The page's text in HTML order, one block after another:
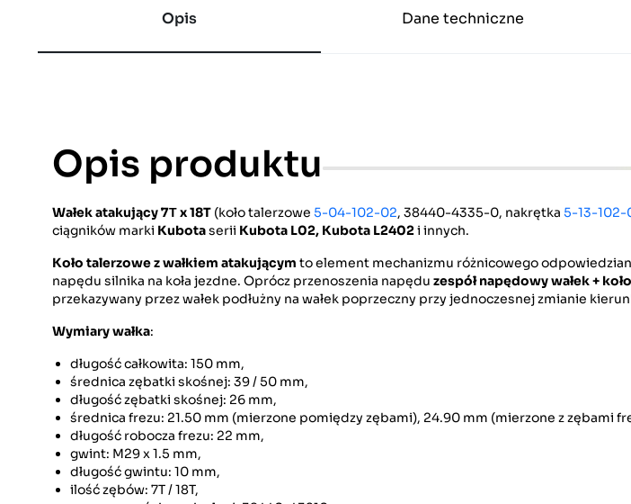
Opis Dane techniczne
Opis produktu
Wałek atakujący7Τ x 18T (koło talerzowe 5-04-102-02, 38440-4335-0, nakrętka 5-13-102-
ciągników marki Kubotaserii Kubota L02, Kubota L2402i innych.
Koło talerzowe z wałkiem atakującym to element mechanizmu różnicowego
napędu silnika na koła jezdne. Oprócz przenoszenia napędu zespół napędowywałek +
przekazywany przez wałek podłużny na wałek poprzeczny przy jednoczesnej zmianie
Wymiary wałka:
długość całkowita: 150 mm,
średnica zębatki skośnej: 39 / 50 mm,
długość zębatki skośnej: 26 mm,
średnica frezu: 21.50 mm (mierzone pomiędzy zębami), 24.90 mm (mierzone z zębami
długość robocza frezu: 22 mm,
gwint: M29 x 1.5 mm,
długość gwintu: 10 mm,
ilość zębów: 7T / 18T,